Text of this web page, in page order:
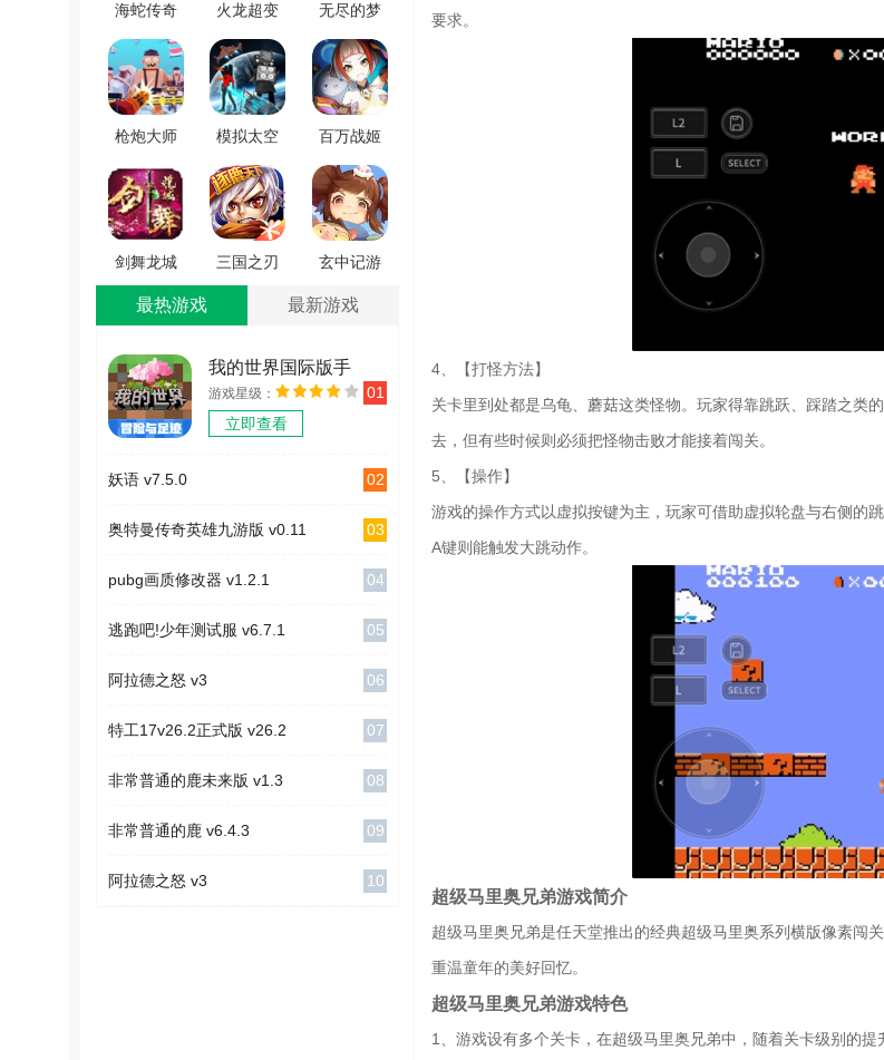
海蛇传奇
无广告版
V2022999997.0.01
火龙超变
高爆版游
戏
V1.0.1.3900
无尽的梦
魇医院安
卓免费版
V1.2.6
枪炮大师
张三手游
免费版
V0.1
模拟太空
行动官方
版 V1.0.0
百万战姬
官方正版
V1.0
剑舞龙城
最新免费
版 V1.70.0
三国之刃
官方正版
玄中记游
最热游戏 最新游戏
我的世界国际版手
机版
v2.12.5.246529
游戏星级：
立即查看
01
妖语 v7.5.0 02
奥特曼传奇英雄九游版 v0.11 03
pubg画质修改器 v1.2.1 04
逃跑吧!少年测试服 v6.7.1 05
阿拉德之怒 v3 06
特工17v26.2正式版 v26.2 07
非常普通的鹿未来版 v1.3 08
非常普通的鹿 v6.4.3 09
阿拉德之怒 v3 10
要求。
4、【打怪方法】
关卡里到处都是乌龟、蘑菇这类怪物。玩家得靠跳跃、踩踏之类
去，但有些时候则必须把怪物击败才能接着闯关。
5、【操作】
游戏的操作方式以虚拟按键为主，玩家可借助虚拟轮盘与右侧的
A键则能触发大跳动作。
超级马里奥兄弟游戏简介
超级马里奥兄弟是任天堂推出的经典超级马里奥系列横版像素闯
重温童年的美好回忆。
超级马里奥兄弟游戏特色
1、游戏设有多个关卡，在超级马里奥兄弟中，随着关卡级别的提